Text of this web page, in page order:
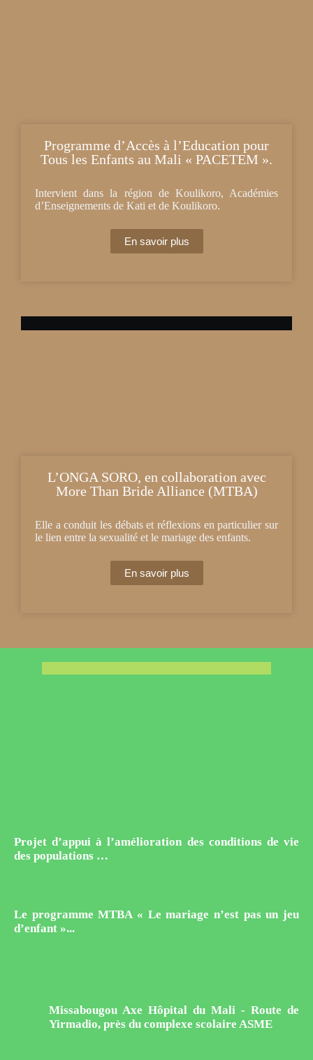
Programme d’Accès à l’Education pour
Tous les Enfants au Mali « PACETEM ».
Intervient dans la région de Koulikoro, Académies
d’Enseignements de Kati et de Koulikoro.
En savoir plus
L’ONGA SORO, en collaboration avec
More Than Bride Alliance (MTBA)
Elle a conduit les débats et réflexions en particulier sur
le lien entre la sexualité et le mariage des enfants.
En savoir plus
Projet d’appui à l’amélioration des conditions de vie
des populations …
Le programme MTBA « Le mariage n’est pas un jeu
d’enfant »...
Missabougou Axe Hôpital du Mali - Route de
Yirmadio, près du complexe scolaire ASME